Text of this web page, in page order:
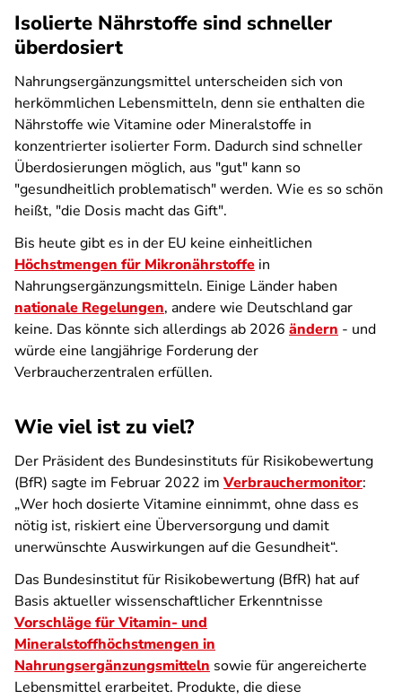
Isolierte Nährstoffe sind schneller
überdosiert
Nahrungsergänzungsmittel unterscheiden sich von
herkömmlichen Lebensmitteln, denn sie enthalten die
Nährstoffe wie Vitamine oder Mineralstoffe in
konzentrierter isolierter Form. Dadurch sind schneller
Überdosierungen möglich, aus "gut" kann so
"gesundheitlich problematisch" werden. Wie es so schön
heißt, "die Dosis macht das Gift".
Bis heute gibt es in der EU keine einheitlichen
Höchstmengen für Mikronährstoffe in
Nahrungsergänzungsmitteln. Einige Länder haben
nationale Regelungen, andere wie Deutschland gar
keine. Das könnte sich allerdings ab 2026 ändern - und
würde eine langjährige Forderung der
Verbraucherzentralen erfüllen.
Wie viel ist zu viel?
Der Präsident des Bundesinstituts für Risikobewertung
(BfR) sagte im Februar 2022 im Verbrauchermonitor:
„Wer hoch dosierte Vitamine einnimmt, ohne dass es
nötig ist, riskiert eine Überversorgung und damit
unerwünschte Auswirkungen auf die Gesundheit“.
Das Bundesinstitut für Risikobewertung (BfR) hat auf
Basis aktueller wissenschaftlicher Erkenntnisse
Vorschläge für Vitamin- und
Mineralstoffhöchstmengen in
Nahrungsergänzungsmitteln sowie für angereicherte
Lebensmittelerarbeitet. Produkte, die diese